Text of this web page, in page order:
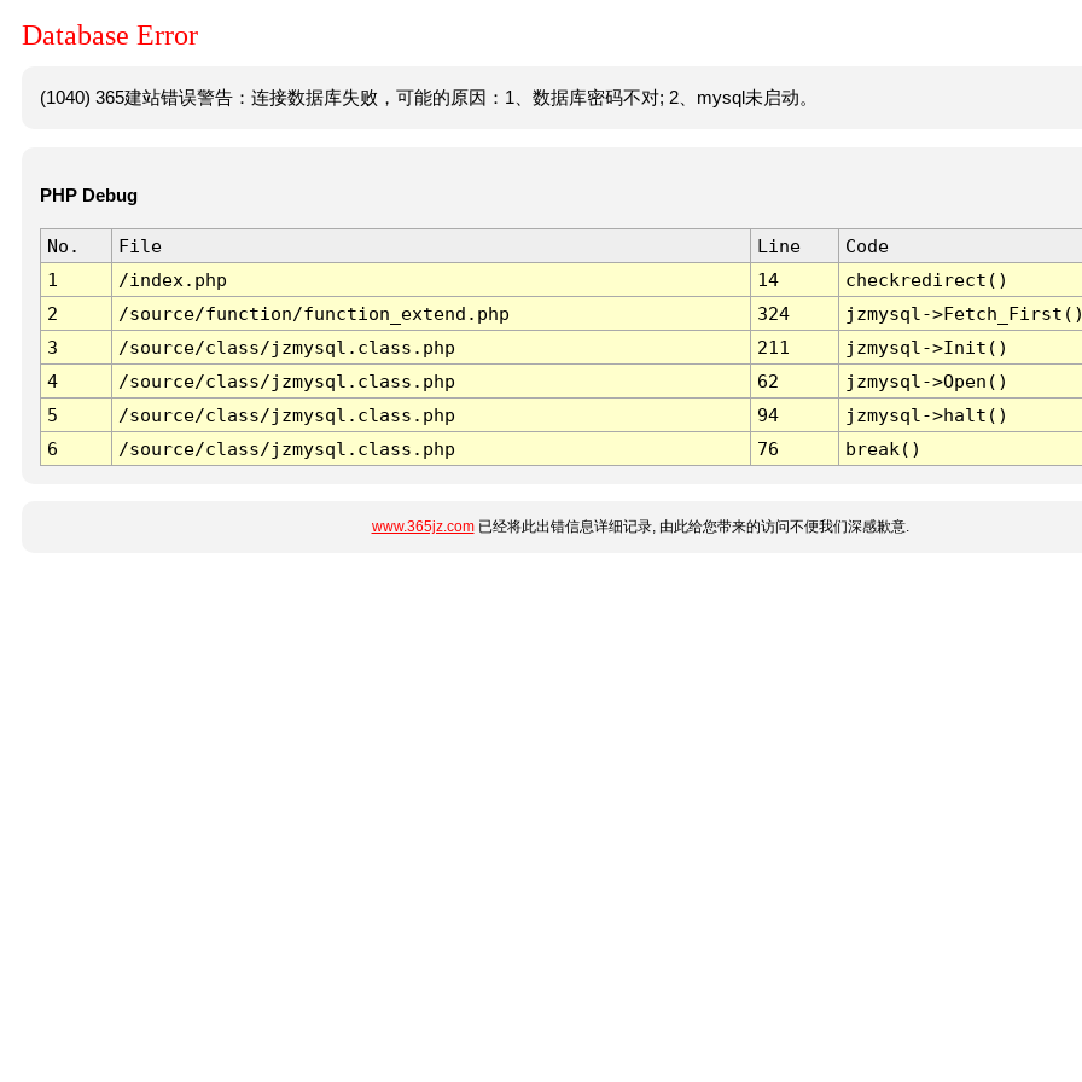
Database Error
(1040) 365建站错误警告：连接数据库失败，可能的原因：1、数据库密码不对; 2、mysql未启动。
PHP Debug
No. File Line
Code
1
/index.php 14
checkredirect()
2
/source/function/function_extend.php 324
jzmysql-
3
/source/class/jzmysql.class.php 211
jzmysql->Init()
4
/source/class/jzmysql.class.php 62
jzmysql->Open()
5
/source/class/jzmysql.class.php 94
jzmysql->halt()
6
/source/class/jzmysql.class.php 76 break()
www.365jz.com已经将此出错信息详细记录, 由此给您带来的访问不便我们深感歉意.